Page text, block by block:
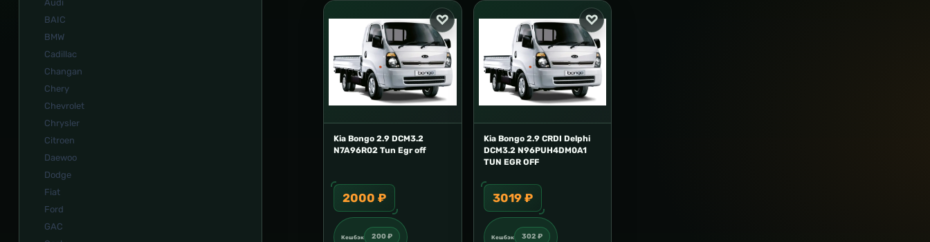
Audi
BAIC
BMW
Cadillac
Changan
Chery
Chevrolet
Chrysler
Citroen
Daewoo
Dodge
Fiat
Ford
GAC
Kia Bongo 2.9 DCM3.2
N7A96R02 Tun Egr off
2000 ₽
Кешбэк 200 ₽
Kia Bongo 2.9 CRDI Delphi
DCM3.2 N96PUH4DM0A1
TUN EGR OFF
3019 ₽
Кешбэк 302 ₽